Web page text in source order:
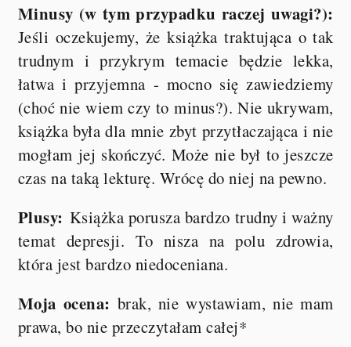
Minusy (w tym przypadku raczej uwagi?):
Jeśli oczekujemy, że książka traktująca o tak
trudnym i przykrym temacie będzie lekka,
łatwa i przyjemna - mocno się zawiedziemy
(choć nie wiem czy to minus?). Nie ukrywam,
książka była dla mnie zbyt przytłaczająca i nie
mogłam jej skończyć. Może nie był to jeszcze
czas na taką lekturę. Wrócę do niej na pewno.
Plusy: Książka porusza bardzo trudny i ważny
temat depresji. To nisza na polu zdrowia,
która jest bardzo niedoceniana.
Moja ocena: brak, nie wystawiam, nie mam
prawa, bo nie przeczytałam całej*